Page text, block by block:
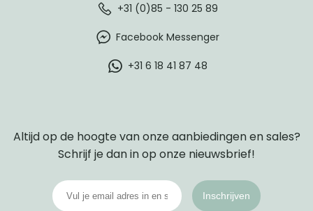
+31 (0)85 - 130 25 89
Facebook Messenger
+31 6 18 41 87 48
Altijd op de hoogte van onze aanbiedingen en sales?
Schrijf je dan in op onze nieuwsbrief!
Inschrijven